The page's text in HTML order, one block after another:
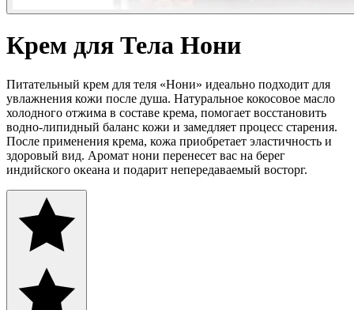
Крем для Тела Нони
Питательный крем для теля «Нони» идеально подходит для
увлажнения кожи после душа. Натуральное кокосовое масло
холодного отжима в составе крема, помогает восстановить
водно-липидный баланс кожи и замедляет процесс старения.
После применения крема, кожа приобретает эластичность и
здоровый вид. Аромат нони перенесет вас на берег
индийского океана и подарит непередаваемый восторг.